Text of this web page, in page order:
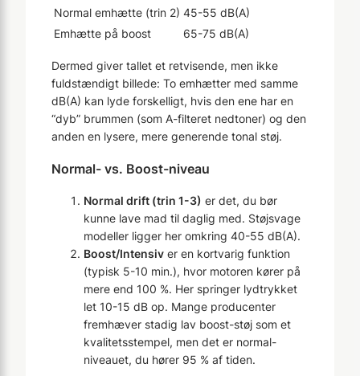
Normal emhætte (trin 2) 45-55 dB(A)
Emhætte på boost
65-75 dB(A)
Dermed giver tallet et retvisende, men ikke
fuldstændigt billede: To emhætter med samme
dB(A) kan lyde forskelligt, hvis den ene har en
“dyb” brummen (som A-filteret nedtoner) og den
anden en lysere, mere generende tonal støj.
Normal- vs. Boost-niveau
Normal drift (trin 1-3) er det, du bør
kunne lave mad til daglig med. Støjsvage
modeller ligger her omkring 40-55 dB(A).
Boost/Intensiv er en kortvarig funktion
(typisk 5-10 min.), hvor motoren kører på
mere end 100 %. Her springer lydtrykket
let 10-15 dB op. Mange producenter
fremhæver stadig lav boost-støj som et
kvalitetsstempel, men det er normal-
niveauet, du hører 95 % af tiden.